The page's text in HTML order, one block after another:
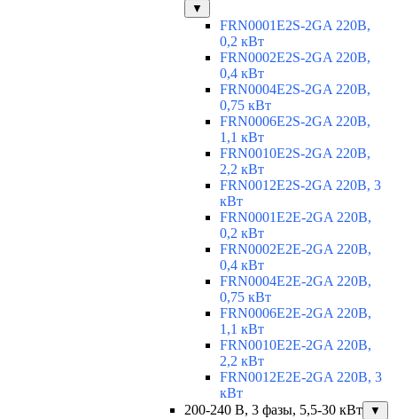
▼
FRN0001E2S-2GA 220В,
0,2 кВт
FRN0002E2S-2GA 220В,
0,4 кВт
FRN0004E2S-2GA 220В,
0,75 кВт
FRN0006E2S-2GA 220В,
1,1 кВт
FRN0010E2S-2GA 220В,
2,2 кВт
FRN0012E2S-2GA 220В, 3
кВт
FRN0001E2E-2GA 220В,
0,2 кВт
FRN0002E2E-2GA 220В,
0,4 кВт
FRN0004E2E-2GA 220В,
0,75 кВт
FRN0006E2E-2GA 220В,
1,1 кВт
FRN0010E2E-2GA 220В,
2,2 кВт
FRN0012E2E-2GA 220В, 3
кВт
200-240 В, 3 фазы, 5,5-30 кВт
▼